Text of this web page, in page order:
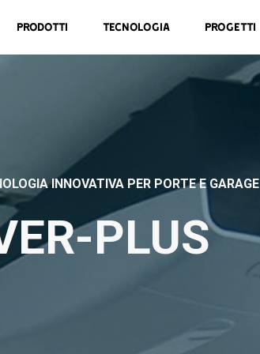
Prodotti Tecnologia Progetti
INNOVATIVA PER PORTE E GARAGE
PLUS